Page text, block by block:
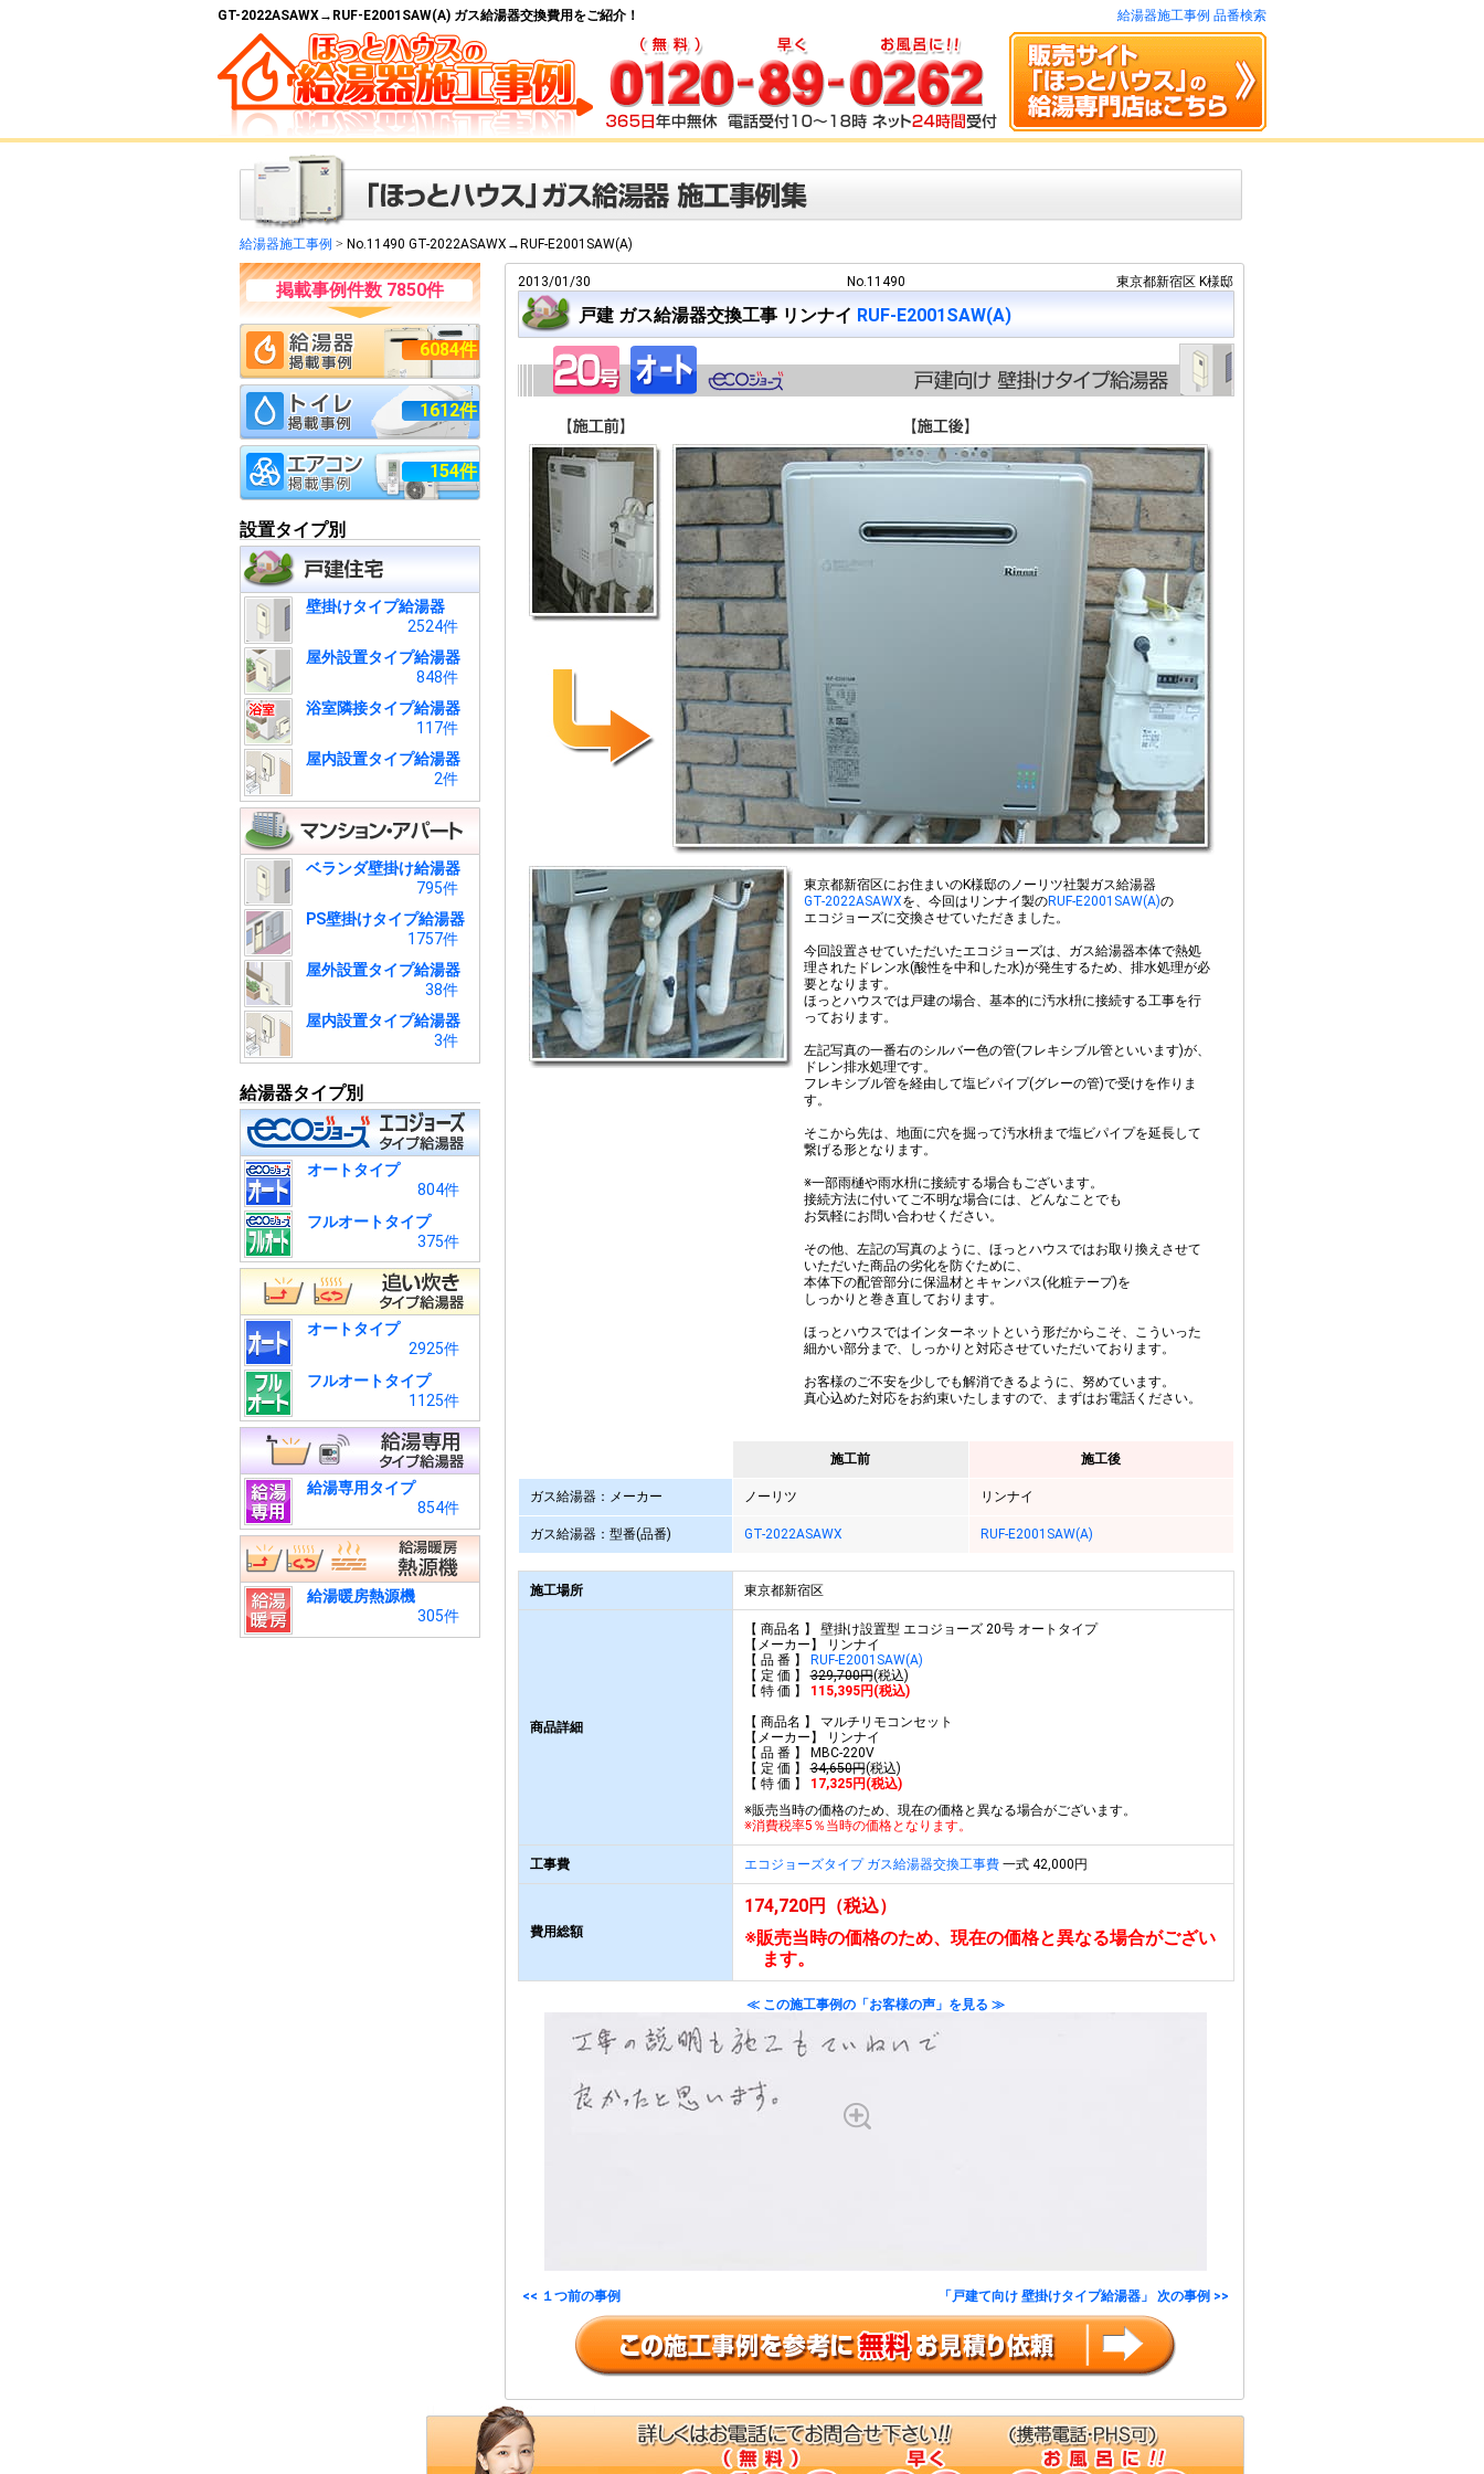
GT-2022ASAWX→RUF-E2001SAW(A) ガス給湯器交換費用をご紹介！ 給湯器施工事例 品番検索
給湯器施工事例 > No.11490 GT-2022ASAWX→RUF-E2001SAW(A)
掲載事例件数 7850件
6084件
1612件
154件
設置タイプ別
壁掛けタイプ給湯器
2524件
屋外設置タイプ給湯器
848件
浴室隣接タイプ給湯器
117件
屋内設置タイプ給湯器
2件
ベランダ壁掛け給湯器
795件
PS壁掛けタイプ給湯器
1757件
屋外設置タイプ給湯器
38件
屋内設置タイプ給湯器
3件
給湯器タイプ別
オートタイプ
804件
フルオートタイプ
375件
オートタイプ
2925件
フルオートタイプ
1125件
給湯専用タイプ
854件
給湯暖房熱源機
305件
2013/01/30 No.11490 東京都新宿区 K様邸
戸建 ガス給湯器交換工事 リンナイ RUF-E2001SAW(A)
東京都新宿区にお住まいのK様邸のノーリツ社製ガス給湯器
GT-2022ASAWXを、今回はリンナイ製のRUF-E2001SAW(A)の
エコジョーズに交換させていただきました。
今回設置させていただいたエコジョーズは、ガス給湯器本体で熱処
理されたドレン水(酸性を中和した水)が発生するため、排水処理が必
要となります。
ほっとハウスでは戸建の場合、基本的に汚水枡に接続する工事を行
っております。
左記写真の一番右のシルバー色の管(フレキシブル管といいます)が、
ドレン排水処理です。
フレキシブル管を経由して塩ビパイプ(グレーの管)で受けを作りま
す。
そこから先は、地面に穴を掘って汚水枡まで塩ビパイプを延長して
繋げる形となります。
※一部雨樋や雨水枡に接続する場合もございます。
接続方法に付いてご不明な場合には、どんなことでも
お気軽にお問い合わせください。
その他、左記の写真のように、ほっとハウスではお取り換えさせて
いただいた商品の劣化を防ぐために、
本体下の配管部分に保温材とキャンパス(化粧テープ)を
しっかりと巻き直しております。
ほっとハウスではインターネットという形だからこそ、こういった
細かい部分まで、しっかりと対応させていただいております。
お客様のご不安を少しでも解消できるように、努めています。
真心込めた対応をお約束いたしますので、まずはお電話ください。
施工前 施工後
ガス給湯器：メーカー ノーリツ リンナイ
ガス給湯器：型番(品番) GT-2022ASAWX RUF-E2001SAW(A)
施工場所 東京都新宿区
商品詳細
【 商品名 】 壁掛け設置型 エコジョーズ 20号 オートタイプ
【メーカー】 リンナイ
【 品 番 】
RUF-E2001SAW(A)
【 定 価 】329,700円(税込)
【 特 価 】
115,395円(税込)
【 商品名 】 マルチリモコンセット
【メーカー】 リンナイ
【 品 番 】 MBC-220V
【 定 価 】34,650円(税込)
【 特 価 】
17,325円(税込)
※販売当時の価格のため、現在の価格と異なる場合がございます。
※消費税率5％当時の価格となります。
工事費 エコジョーズタイプ ガス給湯器交換工事費一式 42,000円
費用総額
174,720円（税込）
※販売当時の価格のため、現在の価格と異なる場合がござい
ます。
≪ この施工事例の「お客様の声」を見る ≫
<< １つ前の事例 「戸建て向け 壁掛けタイプ給湯器」 次の事例 >>